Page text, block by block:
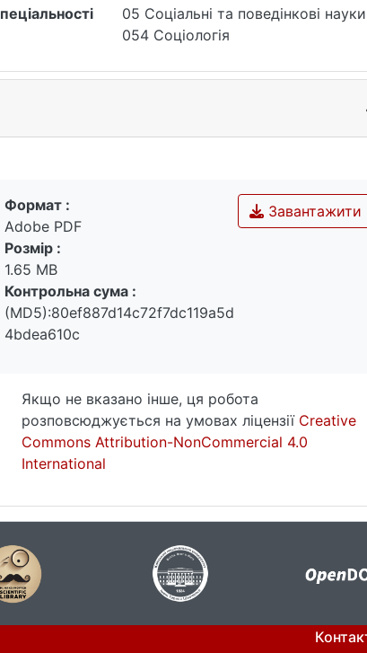
05 Соціальні та поведінкові науки
054 Соціологія
Завантажити
Формат :
Adobe PDF
Розмір :
1.65 MB
Контрольна сума :
(MD5):80ef887d14c72f7dc119a5d
4bdea610c
Якщо не вказано інше, ця робота
розповсюджується на умовах ліцензії Creative
Commons Attribution-NonCommercial 4.0
International